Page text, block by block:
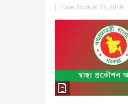
Date: October 13, 2019